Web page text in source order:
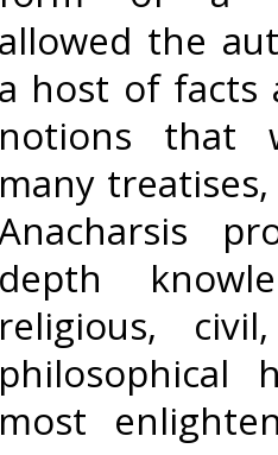
allowed the
a host of facts
notions that
many
depth
religious,
philosophical
most